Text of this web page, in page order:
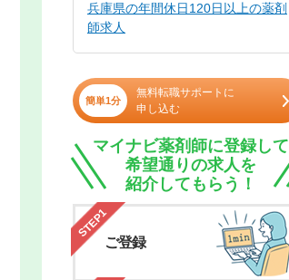
兵庫県の年間休日120日以上の薬剤
師求人
簡単1分
無料転職サポートに
申し込む
マイナビ薬剤師に登録して
希望通りの求人を
紹介してもらう！
STEP1
ご登録